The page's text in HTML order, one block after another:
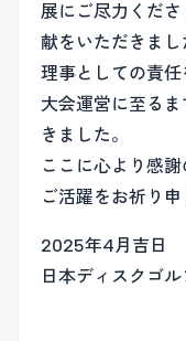
展にご尽力くだ
献をいただきまし
理事としての責
大会運営に至る
きました。
ここに心より感
ご活躍をお祈り申
2025年4月吉日
日本ディスクゴ